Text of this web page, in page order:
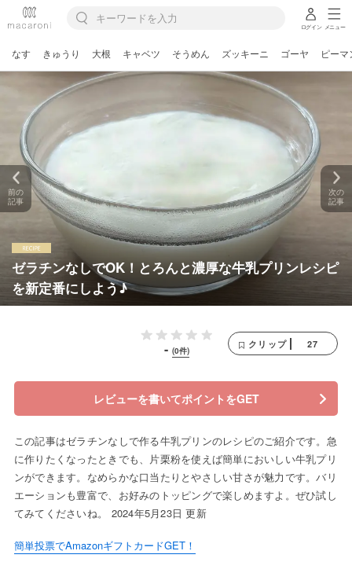
ログイン メニュー
なす きゅうり 大根 キャベツ そうめん ズッキーニ ゴーヤ ピーマ
ゼラチンなしでOK！とろんと濃厚な牛乳プリンレシピ
を新定番にしよう♪
前の
記事
次の
記事
- (0件)
クリップ 27
レビューを書いてポイントをGET
この記事はゼラチンなしで作る牛乳プリンのレシピのご紹介です。急
に作りたくなったときでも、片栗粉を使えば簡単においしい牛乳プリ
ンができます。なめらかな口当たりとやさしい甘さが魅力です。バリ
エーションも豊富で、お好みのトッピングで楽しめますよ。ぜひ試し
てみてくださいね。 2024年5月23日 更新
簡単投票でAmazonギフトカードGET！